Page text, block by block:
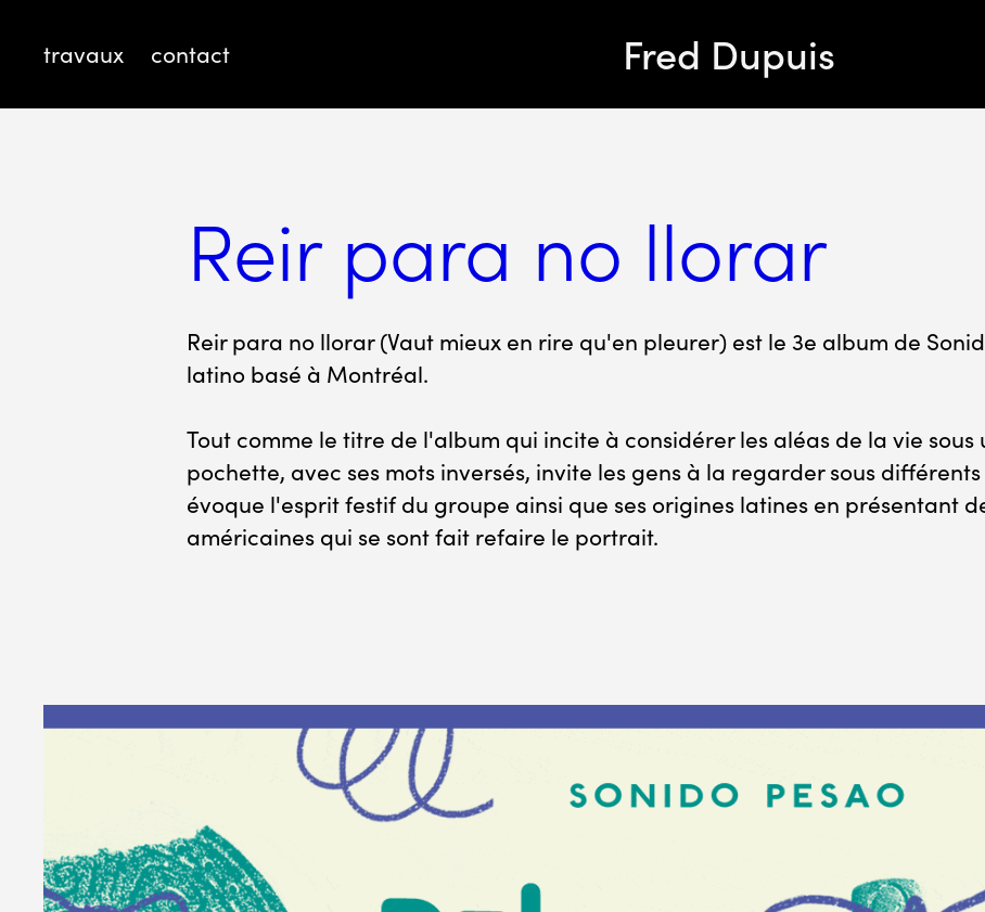
travaux contact Fred Dupuis
Reir para no llorar
Reir para no llorar (Vaut mieux en rire qu'en pleurer) est le 3e album de
latino basé à Montréal.
Tout comme le titre de l'album qui incite à considérer les aléas de la vie
pochette, avec ses mots inversés, invite les gens à la regarder sous
évoque l'esprit festif du groupe ainsi que ses origines latines en présentant
américaines qui se sont fait refaire le portrait.